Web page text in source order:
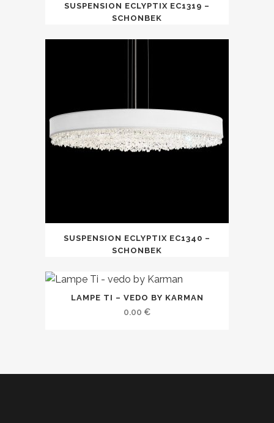
SUSPENSION ECLYPTIX EC1319 –
SCHONBEK
SUSPENSION ECLYPTIX EC1340 –
SCHONBEK
LAMPE TI – VEDO BY KARMAN
0.00 €